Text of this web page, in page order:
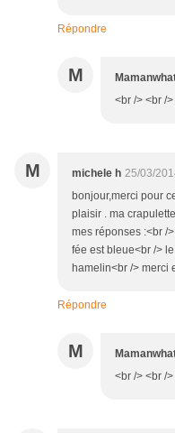
Répondre
M
<br /> <br /
M michele h 25/03/
bonjour,merci pour
plaisir . ma
mes réponses :<br /
fée est bleue<br />
hamelin<br /> merci
Répondre
M
<br /> <br /